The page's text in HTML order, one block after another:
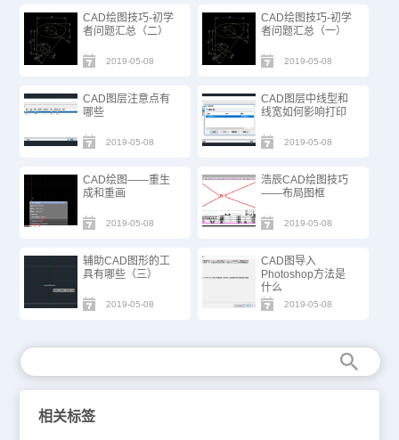
CAD绘图技巧-初学
者问题汇总（二）
2019-05-08
CAD绘图技巧-初学
者问题汇总（一）
2019-05-08
CAD图层注意点有
哪些
2019-05-08
CAD图层中线型和
线宽如何影响打印
2019-05-08
CAD绘图——重生
成和重画
2019-05-08
浩辰CAD绘图技巧
——布局图框
2019-05-08
辅助CAD图形的工
具有哪些（三）
2019-05-08
CAD图导入
Photoshop方法是
什么
2019-05-08
相关标签